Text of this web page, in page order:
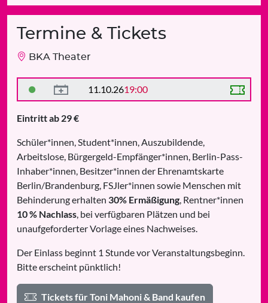
Termine & Tickets
BKA Theater
11.10.2619:00
Eintritt ab 29 €
Schüler*innen, Student*innen, Auszubildende,
Arbeitslose, Bürgergeld-Empfänger*innen, Berlin-Pass-
Inhaber*innen, Besitzer*innen der Ehrenamtskarte
Berlin/Brandenburg, FSJler*innen sowie Menschen mit
Behinderung erhalten 30% Ermäßigung, Rentner*innen
10 % Nachlass, bei verfügbaren Plätzen und bei
unaufgeforderter Vorlage eines Nachweises.
Der Einlass beginnt 1 Stunde vor Veranstaltungsbeginn.
Bitte erscheint pünktlich!
Tickets für Toni Mahoni & Band kaufen